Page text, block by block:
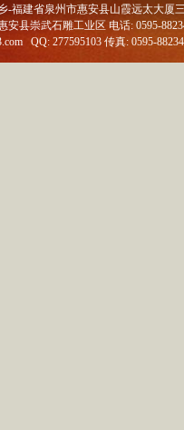
-福建省泉州市惠安县山霞远太大厦
安县崇武石雕工业区 电话: 0595-
QQ: 277595103 传真: 0595-